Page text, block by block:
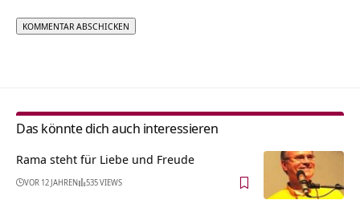
Das könnte dich auch interessieren
Rama steht für Liebe und Freude
VOR 12 JAHREN 535 VIEWS